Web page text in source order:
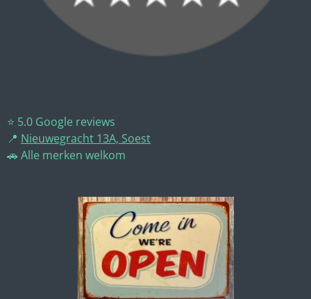
⭐ 5.0 Google reviews
📍 Nieuwegracht 13A, Soest
🚗 Alle merken welkom